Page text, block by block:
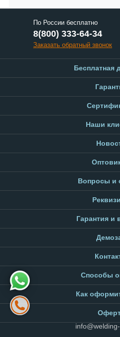
По России бесплатно
8(800) 333-64-34
Заказать обратный звонок
Бесплатная
Наши
Вопросы и
Гарантия и
Способы
Как